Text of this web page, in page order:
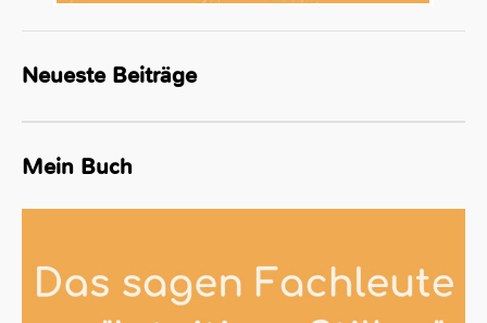
Neueste Beiträge
Mein Buch